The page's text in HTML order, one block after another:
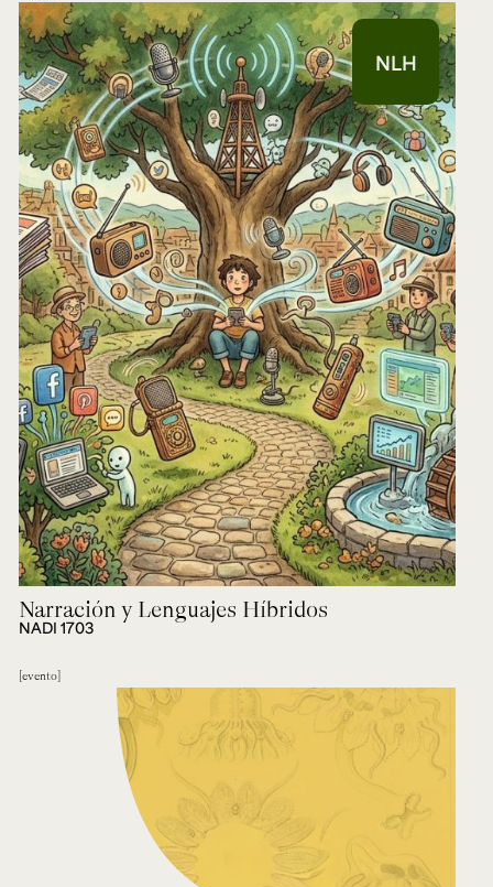
NLH
Narración y Lenguajes Híbridos
NADI 1703
evento